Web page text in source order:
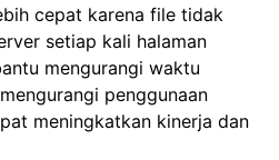
cepat karena file tidak
setiap kali halaman
mengurangi waktu
penggunaan
meningkatkan kinerja dan